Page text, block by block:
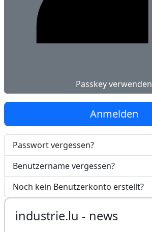
Passkey verwenden
Anmelden
Passwort vergessen?
Benutzername vergessen?
Noch kein Benutzerkonto erstellt?
industrie.lu - news